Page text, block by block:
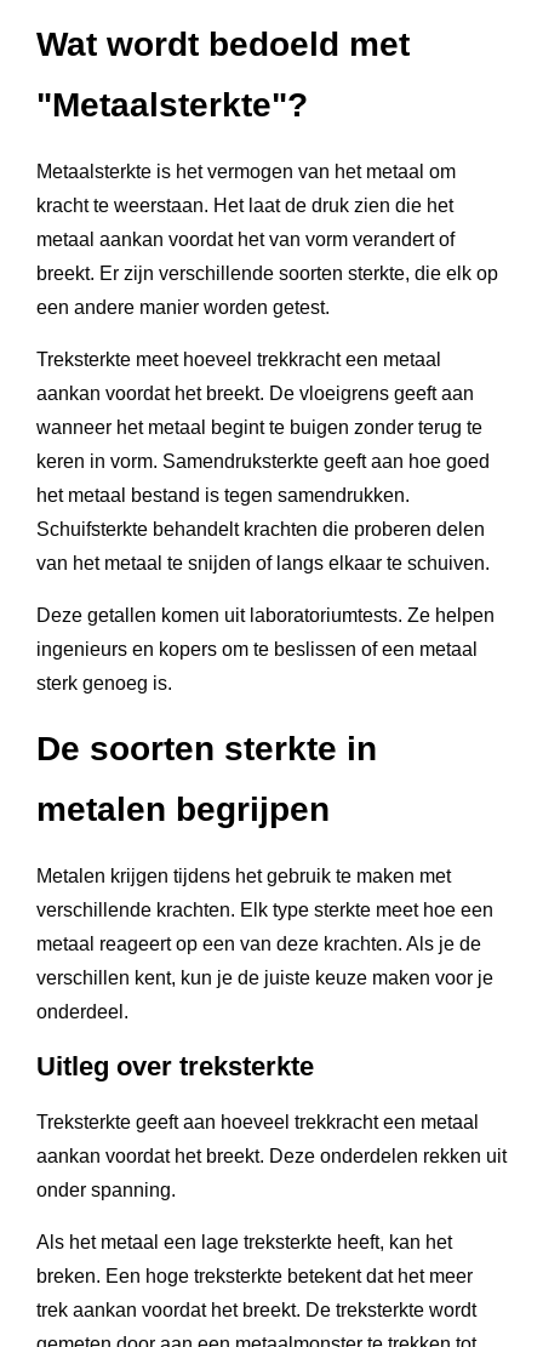
Wat wordt bedoeld met
"Metaalsterkte"?
Metaalsterkte is het vermogen van het metaal om
kracht te weerstaan. Het laat de druk zien die het
metaal aankan voordat het van vorm verandert of
breekt. Er zijn verschillende soorten sterkte, die elk op
een andere manier worden getest.
Treksterkte meet hoeveel trekkracht een metaal
aankan voordat het breekt. De vloeigrens geeft aan
wanneer het metaal begint te buigen zonder terug te
keren in vorm. Samendruksterkte geeft aan hoe goed
het metaal bestand is tegen samendrukken.
Schuifsterkte behandelt krachten die proberen delen
van het metaal te snijden of langs elkaar te schuiven.
Deze getallen komen uit laboratoriumtests. Ze helpen
ingenieurs en kopers om te beslissen of een metaal
sterk genoeg is.
De soorten sterkte in
metalen begrijpen
Metalen krijgen tijdens het gebruik te maken met
verschillende krachten. Elk type sterkte meet hoe een
metaal reageert op een van deze krachten. Als je de
verschillen kent, kun je de juiste keuze maken voor je
onderdeel.
Uitleg over treksterkte
Treksterkte geeft aan hoeveel trekkracht een metaal
aankan voordat het breekt. Deze onderdelen rekken uit
onder spanning.
Als het metaal een lage treksterkte heeft, kan het
breken. Een hoge treksterkte betekent dat het meer
trek aankan voordat het breekt. De treksterkte wordt